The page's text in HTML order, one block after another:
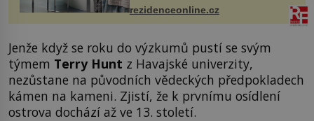
proutku...
rezidenceonline.cz
Jenže když se roku do výzkumů pustí se svým
týmem Terry Hunt z Havajské univerzity,
nezůstane na původních vědeckých předpokladech
kámen na kameni. Zjistí, že k prvnímu osídlení
ostrova dochází až ve 13. století.